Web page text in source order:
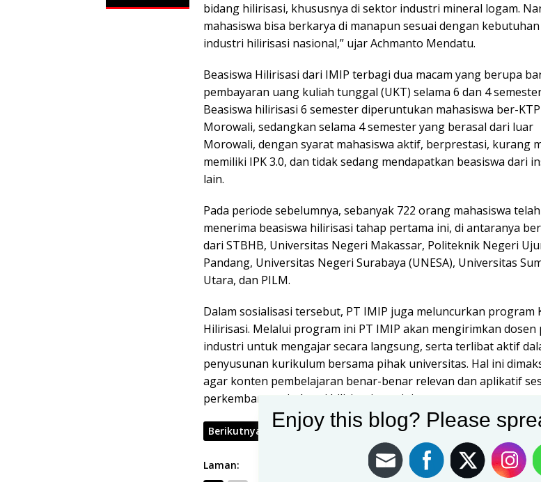
bidang hilirisasi, khususnya di sektor industri mineral logam.
mahasiswa bisa berkarya di manapun sesuai dengan kebutuhan
industri hilirisasi nasional,” ujar Achmanto Mendatu.
Beasiswa Hilirisasi dari IMIP terbagi dua macam yang berupa
pembayaran uang kuliah tunggal (UKT) selama 6 dan 4
Beasiswa hilirisasi 6 semester diperuntukan mahasiswa ber-KTP
Morowali, sedangkan selama 4 semester yang berasal dari luar
Morowali, dengan syarat mahasiswa aktif, berprestasi, kurang
memiliki IPK 3.0, dan tidak sedang mendapatkan beasiswa dari
lain.
Pada periode sebelumnya, sebanyak 722 orang mahasiswa telah
menerima beasiswa hilirisasi tahap pertama ini, di antaranya
dari STBHB, Universitas Negeri Makassar, Politeknik Negeri
Pandang, Universitas Negeri Surabaya (UNESA), Universitas
Utara, dan PILM.
Dalam sosialisasi tersebut, PT IMIP juga meluncurkan program
Hilirisasi. Melalui program ini PT IMIP akan mengirimkan dosen
industri untuk mengajar secara langsung, serta terlibat aktif
penyusunan kurikulum bersama pihak universitas. Hal ini
agar konten pembelajaran benar-benar relevan dan aplikatif
perkembangan industri hilirisasi saat ini.
Berikutnya
Laman:
Enjoy this blog? Please